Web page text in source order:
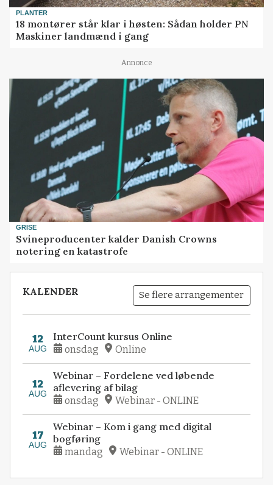
PLANTER
18 montører står klar i høsten: Sådan holder PN
Maskiner landmænd i gang
Annonce
GRISE
Svineproducenter kalder Danish Crowns
notering en katastrofe
KALENDER Se flere arrangementer
12
AUG
InterCount kursus Online
onsdag Online
12
AUG
Webinar – Fordelene ved løbende
aflevering af bilag
onsdag Webinar - ONLINE
17
AUG
Webinar – Kom i gang med digital
bogføring
mandag Webinar - ONLINE